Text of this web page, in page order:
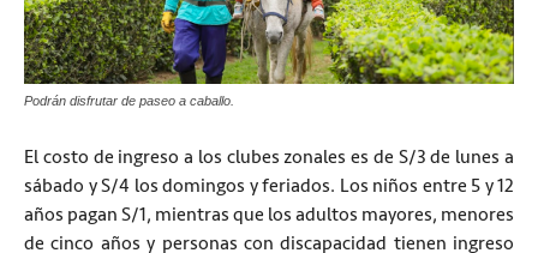
Podrán disfrutar de paseo a caballo.
El costo de ingreso a los clubes zonales es de S/3 de lunes a
sábado y S/4 los domingos y feriados. Los niños entre 5 y 12
años pagan S/1, mientras que los adultos mayores, menores
de cinco años y personas con discapacidad tienen ingreso